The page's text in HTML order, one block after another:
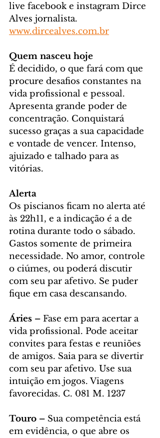
live facebook e instagram Dirce
Alves jornalista.
www.dircealves.com.br
Quem nasceu hoje
É decidido, o que fará com que
procure desafios constantes na
vida profissional e pessoal.
Apresenta grande poder de
concentração. Conquistará
sucesso graças a sua capacidade
e vontade de vencer. Intenso,
ajuizado e talhado para as
vitórias.
Alerta
Os piscianos ficam no alerta até
às 22h11, e a indicação é a de
rotina durante todo o sábado.
Gastos somente de primeira
necessidade. No amor, controle
o ciúmes, ou poderá discutir
com seu par afetivo. Se puder
fique em casa descansando.
Áries – Fase em para acertar a
vida profissional. Pode aceitar
convites para festas e reuniões
de amigos. Saia para se divertir
com seu par afetivo. Use sua
intuição em jogos. Viagens
favorecidas. C. 081 M. 1237
Touro – Sua competência está
em evidência, o que abre os